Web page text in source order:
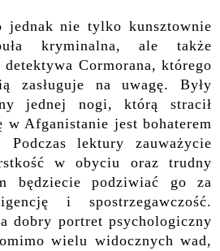
jednak nie tylko kunsztownie
kryminalna, ale także
Cormorana, którego
zasługuje na uwagę. Były
jednej nogi, którą stracił
w Afganistanie jest bohaterem
Podczas lektury zauważycie
w obyciu oraz trudny
będziecie podziwiać go za
i spostrzegawczość.
dobry portret psychologiczny
wielu widocznych wad,